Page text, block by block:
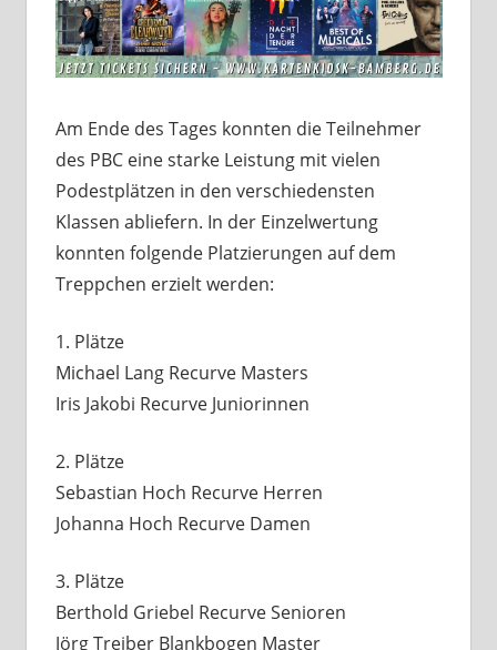
Am Ende des Tages konnten die Teilnehmer
des PBC eine starke Leistung mit vielen
Podestplätzen in den verschiedensten
Klassen abliefern. In der Einzelwertung
konnten folgende Platzierungen auf dem
Treppchen erzielt werden:
1. Plätze
Michael Lang Recurve Masters
Iris Jakobi Recurve Juniorinnen
2. Plätze
Sebastian Hoch Recurve Herren
Johanna Hoch Recurve Damen
3. Plätze
Berthold Griebel Recurve Senioren
Jörg Treiber Blankbogen Master